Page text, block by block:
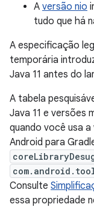
A versão nio
tudo que há
A especificação
temporária
Java 11 antes do
A tabela
Java 11 e versões
quando você usa
Android para
Consulte
essa propriedade